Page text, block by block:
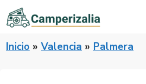
Saltar
al
Inicio » Valencia » Palmera